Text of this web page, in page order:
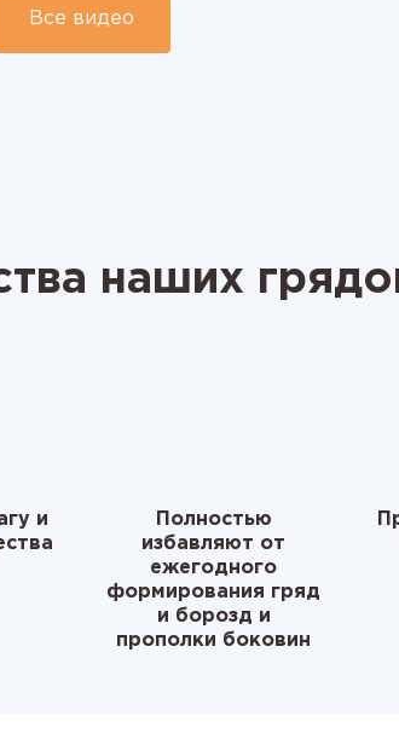
Все видео
наших
и
Полностью
избавляют от
ежегодного
формирования гряд
и борозд и
прополки боковин